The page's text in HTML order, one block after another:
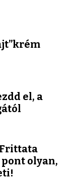
el, a
olyan,